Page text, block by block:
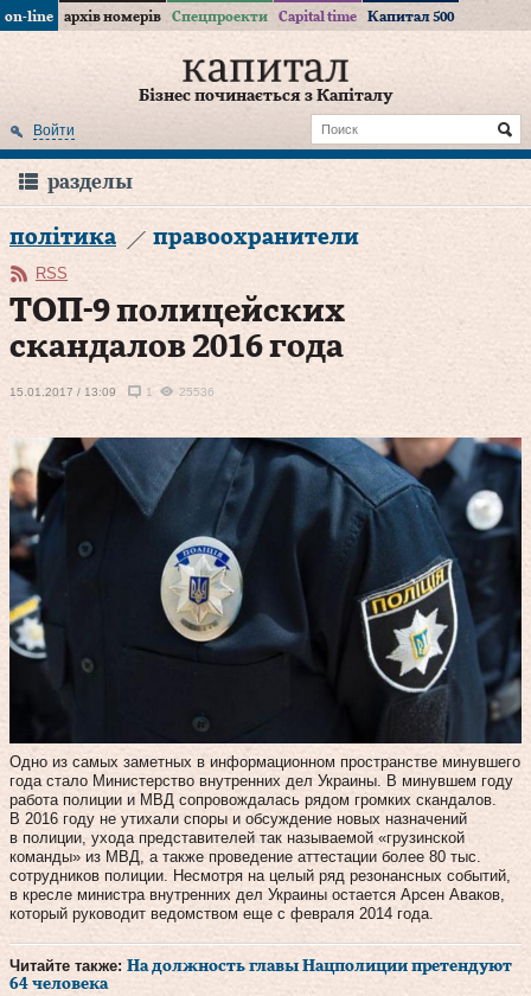
on-line архів номерів Спецпроекти Capital time Капитал 500
Бізнес починається з Капіталу
Войти
разделы
політика правоохранители
RSS
ТОП-9 полицейских
скандалов 2016 года
15.01.2017 / 13:09 1 25536
Одно из самых заметных в информационном пространстве минувшего
года стало Министерство внутренних дел Украины. В минувшем году
работа полиции и МВД сопровождалась рядом громких скандалов.
В 2016 году не утихали споры и обсуждение новых назначений
в полиции, ухода представителей так называемой «грузинской
команды» из МВД, а также проведение аттестации более 80 тыс.
сотрудников полиции. Несмотря на целый ряд резонансных событий,
в кресле министра внутренних дел Украины остается Арсен Аваков,
который руководит ведомством еще с февраля 2014 года.
Читайте также: На должность главы Нацполиции претендуют
64 человека